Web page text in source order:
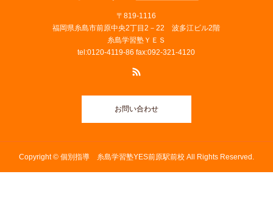
〒819‐1116
福岡県糸島市前原中央2丁目2－22 波多江ビル2階
糸島学習塾ＹＥＳ
tel:0120-4119-86 fax:092-321-4120
お問い合わせ
Copyright © 個別指導 糸島学習塾YES前原駅前校 All Rights Reserved.